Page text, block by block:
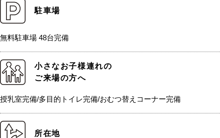
駐車場
無料駐車場 48台完備
小さなお子様連れの
ご来場の方へ
授乳室完備/多目的トイレ完備/おむつ替えコーナー完備
所在地